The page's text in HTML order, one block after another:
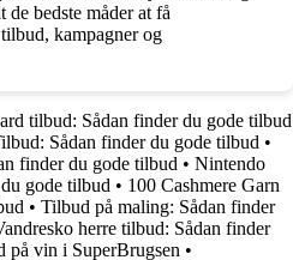
bedste måder at få
kampagner og
tilbud: Sådan finder du gode tilbud
Sådan finder du gode tilbud •
finder du gode tilbud • Nintendo
gode tilbud • 100 Cashmere Garn
• Tilbud på maling: Sådan finder
herre tilbud: Sådan finder
på vin i SuperBrugsen •